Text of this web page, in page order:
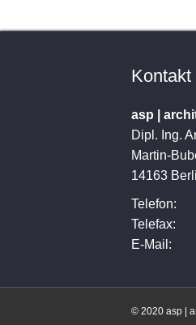
Kontakt
asp |
Dipl. Ing.
Martin-
14163
Telefon:
Telefax:
E-Mail:
© 2020 asp |